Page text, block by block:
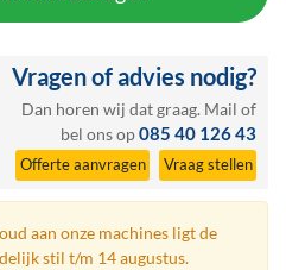
Vragen of advies nodig?
Dan horen wij dat graag. Mail of
bel ons op085 40 126 43
Offerte aanvragen Vraag stellen
aan onze machines ligt de
stil t/m 14 augustus.